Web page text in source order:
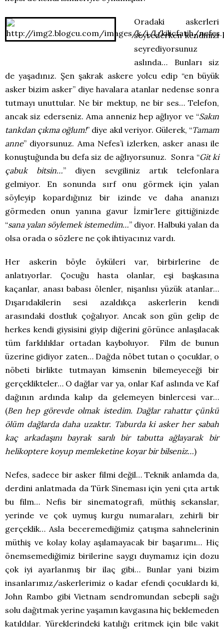
Oradaki askerleri
seyrederken kendinizi
seyrediyorsunuz
aslında… Bunları siz
de yaşadınız. Şen şakrak askere yolcu edip “en büyük
asker bizim asker” diye havalara atanlar nedense sonra
tutmayı unuttular. Ne bir mektup, ne bir ses… Telefon,
ancak siz ederseniz. Ama anneniz hep ağlıyor ve “Sakın
tankdan çıkma oğlum!” diye akıl veriyor. Gülerek, “Tamam
anne” diyorsunuz. Ama Nefes’i izlerken, asker anası ile
konuştuğunda bu defa siz de ağlıyorsunuz. Sonra “Git ki
çabuk bitsin…” diyen sevgiliniz artık telefonlara
gelmiyor. En sonunda sırf onu görmek için yalan
söyleyip kopardığınız bir izinde ve daha ananızı
görmeden onun yanına gavur İzmir’lere gittiğinizde
“sana yalan söylemek istemedim…” diyor. Halbuki yalan da
olsa orada o sözlere ne çok ihtiyacınız vardı.
Her askerin böyle öyküleri var, birbirlerine de
anlatıyorlar. Çocuğu hasta olanlar, eşi başkasına
kaçanlar, anası babası ölenler, nişanlısı yüzük atanlar…
Dışarıdakilerin sesi azaldıkça askerlerin kendi
arasındaki dostluk çoğalıyor. Ancak son gün gelip de
herkes kendi giysisini giyip diğerini görünce anlaşılacak
tüm farklılıklar ortadan kayboluyor. Film de bunun
üzerine gidiyor zaten… Dağda nöbet tutan o çocuklar, o
nöbeti birlikte tutmayan kimsenin bilemeyeceği bir
gerçeklikteler… O dağlar var ya, onlar Kaf aslında ve Kaf
dağının ardında kalıp da gelemeyen binlercesi var…
(Ben hep görevde olmak istedim. Dağlar rahattır çünkü
ölüm dağlarda daha uzaktır. Taburda ki asker her sabah
kaç arkadaşını bayrak sarılı bir tabutta ağlayarak bir
helikoptere koyup memleketine koyar bir bilseniz…)
Nefes, sadece bir asker filmi değil… Teknik anlamda da,
derdini anlatmada da Türk Sineması için yeni çıta artık
bu film… Nefis bir sinematografi, müthiş sekanslar,
yerinde ve çok uymuş kurgu numaraları, zehirli bir
gerçeklik… Asla beceremediğimiz çatışma sahnelerinin
müthiş ve kolay kolay aşılamayacak bir başarımı… Hiç
önemsemediğimiz birilerine saygı duymamız için dozu
çok iyi ayarlanmış bir ilaç gibi… Bunlar yani bizim
insanlarımız/askerlerimiz o kadar efendi çocuklardı ki,
John Rambo gibi Vietnam sendromundan sebepli sağı
solu dağıtmak yerine yaşamın kavgasına hiç beklemeden
katıldılar. Yüreklerindeki katılığı eritmek için bile vakit